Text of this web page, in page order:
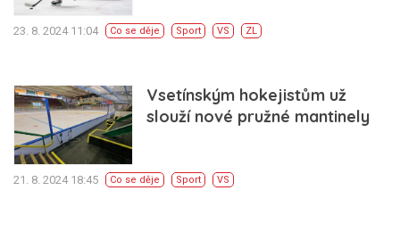
23. 8. 2024 11:04 Co se děje Sport VS ZL
Vsetínským hokejistům už
slouží nové pružné mantinely
21. 8. 2024 18:45 Co se děje Sport VS